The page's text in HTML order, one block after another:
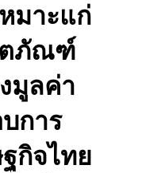
มาะแก่
ตภัณฑ์
มูลค่า
การ
กิจไทย